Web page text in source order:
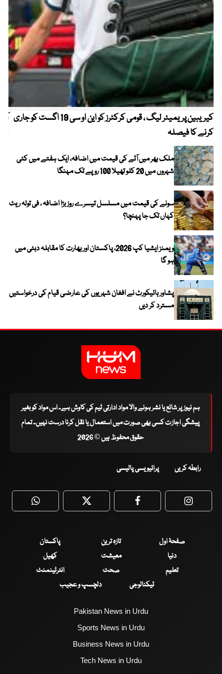
کیریبین پریمیئر لیگ ، قومی کرکٹرز کو این او سی 19 اگست کو جاری
کرنے کا فیصلہ
ملک بھر میں آٹے کی قیمت میں اضافہ، ایک ہفتے میں کئی
شہروں میں 20 کلو تھیلا 100 روپے تک مہنگا
سونے کی قیمت میں مسلسل تیسرے روز بڑا اضافہ ، فی تولہ ریٹ
کہاں تک جا پہنچا؟
ویمنز ایشیا کپ 2026، پاکستان اور بھارت کا مقابلہ دبئی میں
ہو گا
پشاور ہائیکورٹ نے افغان شہریوں کی عارضی قیام کی درخواستیں
مسترد کر دیں
ہم نیوز پر شائع یا نشر ہونے والا مواد ادارتی ٹیم کی کاوش ہے۔ اس مواد کو بغیر
پیشگی اجازت کسی بھی صورت میں استعمال یا نقل کرنا درست نہیں۔ تمام
حقوق محفوظ ہیں © 2026
رابطہ کریں پرائیویسی پالیسی
WhatsApp Twitter Facebook
صفحۂ اول تازہ ترین
پاکستان
دنیا
معیشت
کھیل
تعلیم
صحت
انٹرٹینمنٹ
ٹیکنالوجی
دلچسپ و عجیب
Pakistan News in Urdu
Sports News in Urdu
Business News in Urdu
Tech News in Urdu